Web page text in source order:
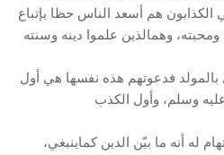
الكذابون هم أسعد الناس حظا بإتباع
وهمالذين علموا دينه وسنته
بالمولد فدعوتهم هذه نفسها هي أول
وسلم، وأول الكذب
له أنه ما بيّن الدين كماينبغي،